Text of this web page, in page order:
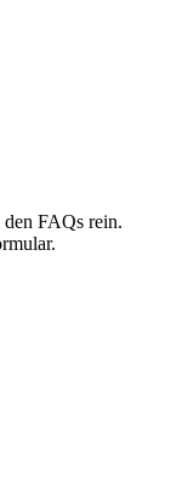
den FAQs rein.